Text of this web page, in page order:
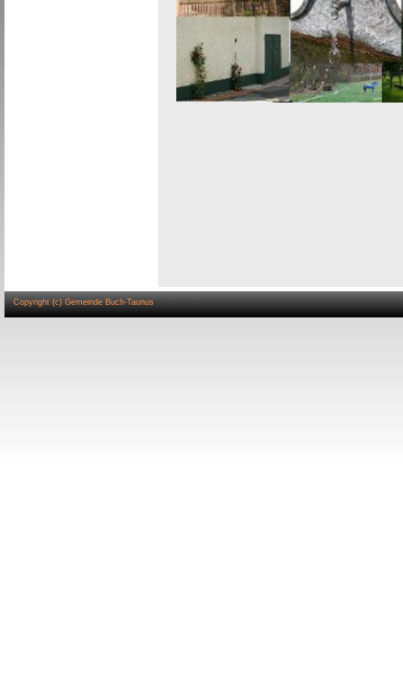
Copyright (c) Gemeinde Buch-Taunus